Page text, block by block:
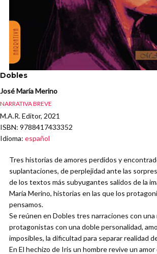
Dobles
José María Merino
NARRATIVA BREVE
M.A.R. Editor, 2021
ISBN: 9788417433352
Idioma: español
Tres historias de amores perdidos y
suplantaciones, de perplejidad ante las
de los textos más subyugantes salidos de la
María Merino, historias en las que los
pensamos.
Se reúnen en Dobles tres narraciones con una
protagonistas con una doble personalidad,
imposibles, la dificultad para separar realidad
En El hechizo de Iris un hombre revive un